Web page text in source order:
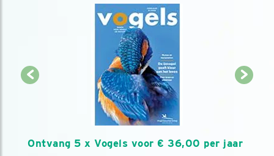
Ontvang 5 x Vogels voor € 36,00 per jaar